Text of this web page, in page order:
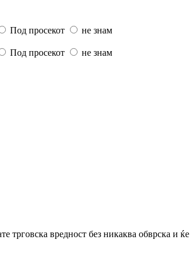
Под просекот
не знам
Под просекот
не знам
трговска вредност без никаква обврска и